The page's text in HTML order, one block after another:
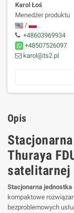
Karol Łoś
Menedżer produktu
/
+48603969934
+48507526097
karol@ts2.pl
Opis
Thuraya
satelitarnej
Stacjonarna jednostka
kompaktowe
bezproblemowych